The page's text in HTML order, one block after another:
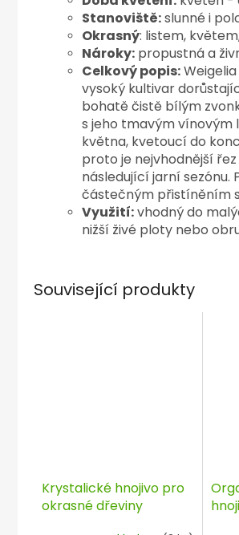
Stanoviště:slunné i
Okrasný: listem,
Nároky: propustná a
Celkový popis:
vysoký kultivar
bohatě čistě bílým
s jeho tmavým vínovým
května, kvetoucí do
proto je nejvhodnější
následující jarní sezónu.
částečným přistíněním
Využití:vhodný do
nižší živé ploty nebo
Související produkty
Krystalické hnojivo pro
okrasné dřeviny